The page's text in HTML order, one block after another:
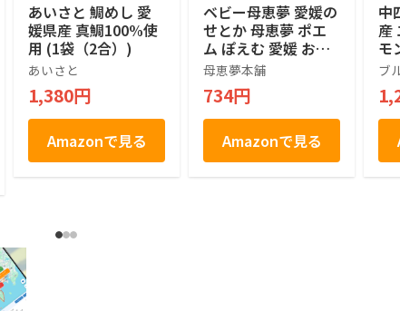
あいさと 鯛めし 愛
媛県産 真鯛100%使
用 (1袋（2合）)
あいさと
1,380円
Amazonで見る
ベビー母恵夢 愛媛の
せとか 母恵夢 ポエ
ム ぽえむ 愛媛 お歳
暮 お土産 せとか 瀬
戸内銘菓 お菓子 焼
き菓子 ギフト プレ
ゼント お取り寄せ
手土産 スイーツ 個
包装 (6個入)
母恵夢本舗
734円
Amazonで見る
中
産
モ
袋
ブ